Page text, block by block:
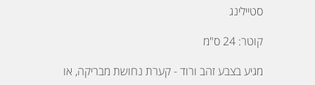
סטיילינג
קוטר: 24 ס"מ
מגיע בצבע זהב ורוד - קערת נחושת מבריקה, או